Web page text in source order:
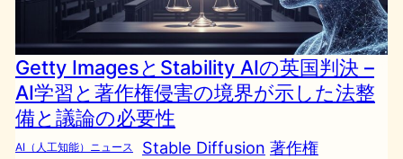
Getty ImagesとStability AIの英国判決 –
AI学習と著作権侵害の境界が示した法整
備と議論の必要性
AI（人工知能）ニュース Stable Diffusion 著作権